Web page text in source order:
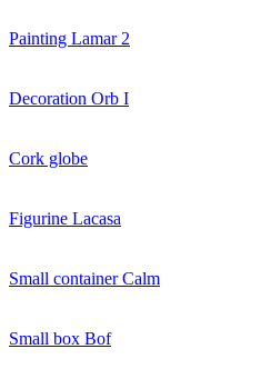
Painting Lamar 2
Decoration Orb I
Cork globe
Figurine Lacasa
Small container Calm
Small box Bof